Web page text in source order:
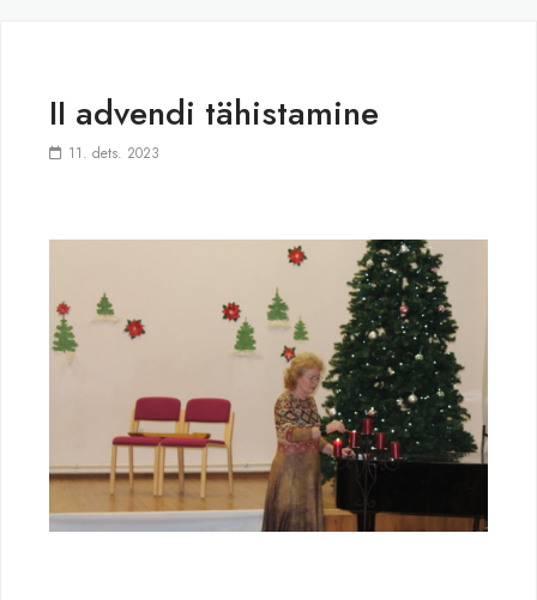
II advendi tähistamine
11. dets. 2023